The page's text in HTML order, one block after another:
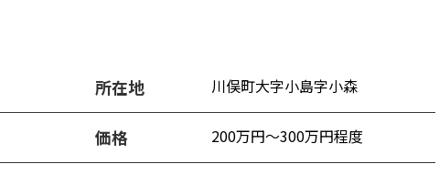
所在地 川俣町大字小島字小森
価格 200万円～300万円程度